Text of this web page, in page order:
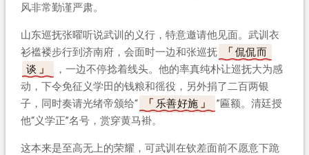
风非常勤谨严肃。
山东巡抚张曜听说武训的义行，特意邀请他见面。武训衣
衫褴褛步行到济南府，会面时一边和张巡抚
侃侃而
谈
，一边不停捻着线头。他的率真纯朴让巡抚大为感
动，下令免征义学田的钱粮和徭役，另外捐了二百两银
子，同时奏请光绪帝颁给“
乐善好施
”匾额。清廷授
他“义学正”名号，赏穿黄马褂。
这本来是至高无上的荣耀，可武训在钦差面前不愿意下跪